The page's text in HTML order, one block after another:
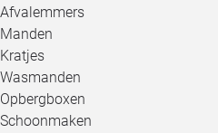
Afvalemmers
Manden
Kratjes
Wasmanden
Opbergboxen
Schoonmaken